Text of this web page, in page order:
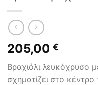
205,00 €
Βραχιόλι λευκόχρυσο
σχηματίζει στο